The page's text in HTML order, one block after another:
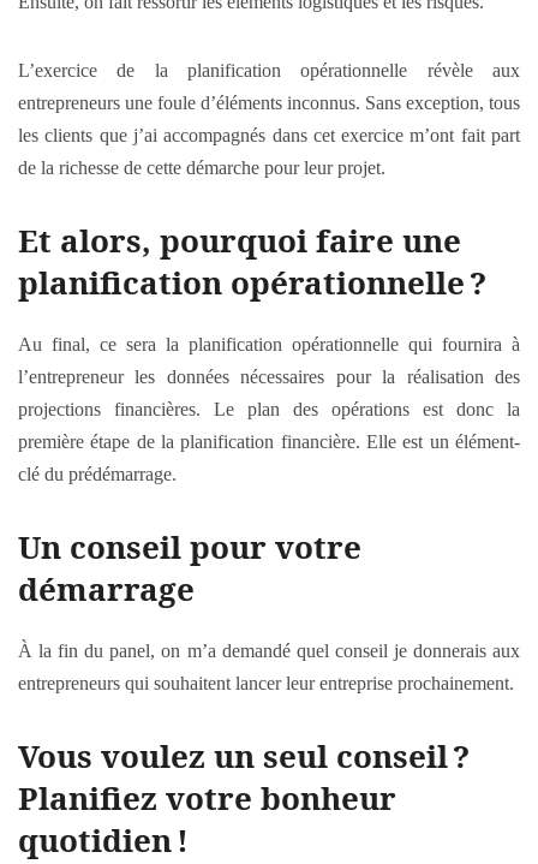
L’exercice de la planification opérationnelle révèle aux
entrepreneurs une foule d’éléments inconnus. Sans exception, tous
les clients que j’ai accompagnés dans cet exercice m’ont fait part
de la richesse de cette démarche pour leur projet.
Et alors, pourquoi faire une
planification opérationnelle?
Au final, ce sera la planification opérationnelle qui fournira à
l’entrepreneur les données nécessaires pour la réalisation des
projections financières. Le plan des opérations est donc la
première étape de la planification financière. Elle est un élément-
clé du prédémarrage.
Un conseil pour votre
démarrage
À la fin du panel, on m’a demandé quel conseil je donnerais aux
entrepreneurs qui souhaitent lancer leur entreprise prochainement.
Vous voulez un seul conseil?
Planifiez votre bonheur
quotidien!